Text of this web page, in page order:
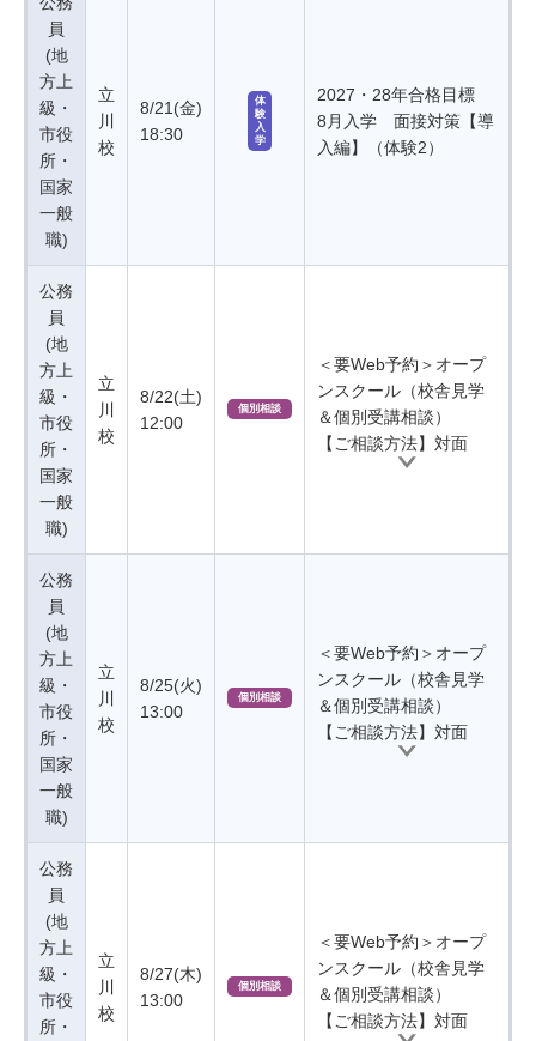
員
(地
方上
級・
市役
所・
国家
一般
職)
立
川
校
8/21(金)
18:30
体
験
入
学
2027・28年合格目標
8月入学 面接対策【導
入編】（体験2）
公務
員
(地
方上
級・
市役
所・
国家
一般
職)
立
川
校
8/22(土)
12:00
個別相談
＜要Web予約＞オープ
ンスクール（校舎見学
＆個別受講相談）
【ご相談方法】対面
公務
員
(地
方上
級・
市役
所・
国家
一般
職)
立
川
校
8/25(火)
13:00
個別相談
＜要Web予約＞オープ
ンスクール（校舎見学
＆個別受講相談）
【ご相談方法】対面
公務
員
(地
方上
級・
市役
所・
立
川
校
8/27(木)
13:00
個別相談
＜要Web予約＞オープ
ンスクール（校舎見学
＆個別受講相談）
【ご相談方法】対面